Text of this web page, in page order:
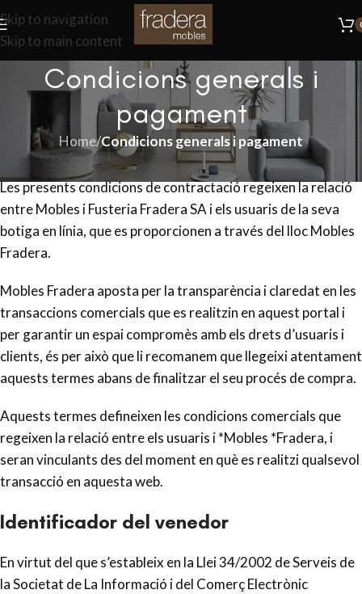
Skip to navigation
Skip to main content
Condicions generals i
pagament
Home/Condicions generals i pagament
Les presents condicions de contractació regeixen la relació
entre Mobles i Fusteria Fradera SA i els usuaris de la seva
botiga en línia, que es proporcionen a través del lloc Mobles
Fradera.
Mobles Fradera aposta per la transparència i claredat en les
transaccions comercials que es realitzin en aquest portal i
per garantir un espai compromès amb els drets d’usuaris i
clients, és per això que li recomanem que llegeixi atentament
aquests termes abans de finalitzar el seu procés de compra.
Aquests termes defineixen les condicions comercials que
regeixen la relació entre els usuaris i *Mobles *Fradera, i
seran vinculants des del moment en què es realitzi qualsevol
transacció en aquesta web.
Identificador del venedor
En virtut del que s’estableix en la Llei 34/2002 de Serveis de
la Societat de La Informació i del Comerç Electrònic